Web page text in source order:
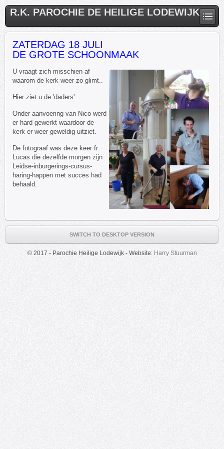
R.K. PAROCHIE DE HEILIGE LODEWIJK
ZATERDAG 18 JULI
DE GROTE SCHOONMAAK
U vraagt zich misschien af
waarom de kerk weer zo glimt..
Hier ziet u de 'daders'.
Onder aanvoering van Nico werd
er hard gewerkt waardoor de
kerk er weer geweldig uitziet.
De fotograaf was deze keer fr.
Lucas die dezelfde morgen zijn
Leidse-inburgerings-cursus-
haring-happen met succes had
behaald.
SWITCH TO DESKTOP VERSION
© 2017 - Parochie Heilige Lodewijk - Website: Harry Stuurman